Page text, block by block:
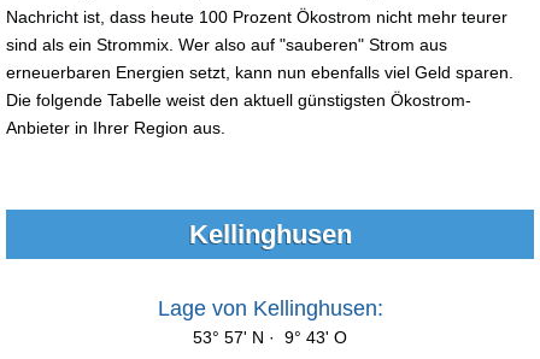
Nachricht ist, dass heute 100 Prozent Ökostrom nicht mehr teurer
sind als ein Strommix. Wer also auf "sauberen" Strom aus
erneuerbaren Energien setzt, kann nun ebenfalls viel Geld sparen.
Die folgende Tabelle weist den aktuell günstigsten Ökostrom-
Anbieter in Ihrer Region aus.
Kellinghusen
Lage von Kellinghusen:
53° 57' N · 9° 43' O